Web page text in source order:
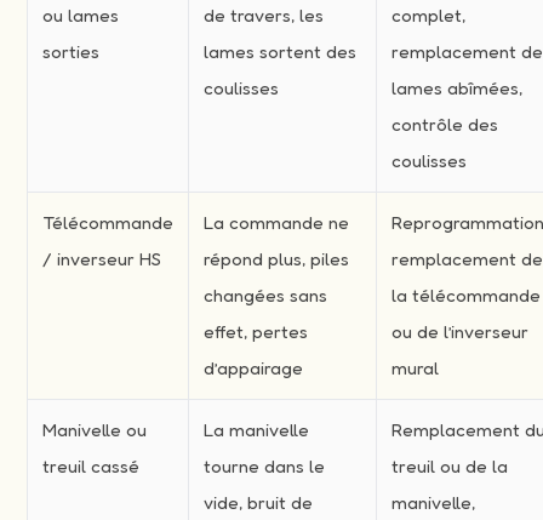
ou lames
sorties
de travers, les
lames sortent des
coulisses
complet,
remplacement de
lames abîmées,
contrôle des
coulisses
Télécommande
/ inverseur HS
La commande ne
répond plus, piles
changées sans
effet, pertes
d’appairage
remplacement de
la télécommande
ou de l’inverseur
mural
Manivelle ou
treuil cassé
La manivelle
tourne dans le
vide, bruit de
Remplacement
treuil ou de la
manivelle,